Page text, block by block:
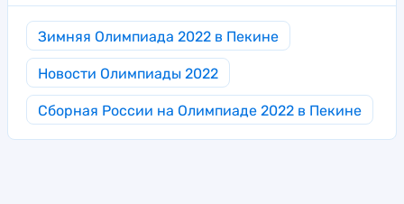
Зимняя Олимпиада 2022 в Пекине
Новости Олимпиады 2022
Сборная России на Олимпиаде 2022 в Пекине